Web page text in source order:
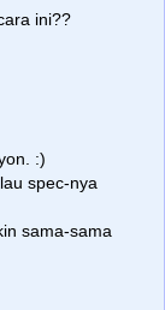
ini??
:)
spec-nya
sama-sama